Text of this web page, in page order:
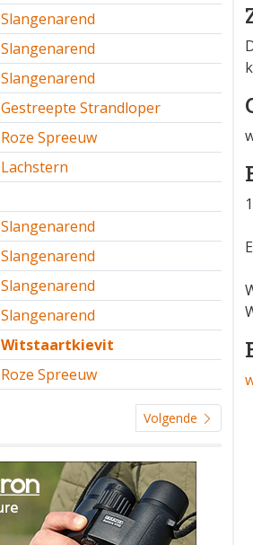
Slangenarend
Slangenarend
Slangenarend
Gestreepte Strandloper
Roze Spreeuw
Lachstern
Slangenarend
Slangenarend
Slangenarend
Slangenarend
Witstaartkievit
Roze Spreeuw
Volgende